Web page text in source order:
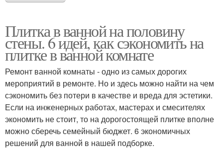
Плитка в ванной на половину
стены. 6 идей, как сэкономить на
плитке в ванной комнате
Ремонт ванной комнаты - одно из самых дорогих
мероприятий в ремонте. Но и здесь можно найти на чем
сэкономить без потери в качестве и вреда для эстетики.
Если на инженерных работах, мастерах и смесителях
экономить не стоит, то на дорогостоящей плитке вполне
можно сберечь семейный бюджет. 6 экономичных
решений для ванной в нашей подборке.